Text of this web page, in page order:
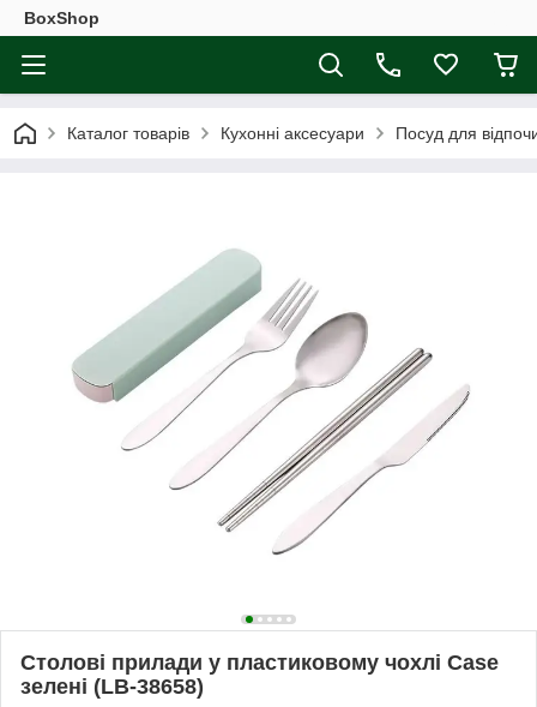
BoxShop
Каталог товарів Кухонні аксесуари Посуд для
Столові прилади у пластиковому чохлі Case
зелені (LB-38658)